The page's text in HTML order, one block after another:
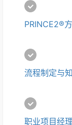
PRINCE2®
流程制定与
职业项目经